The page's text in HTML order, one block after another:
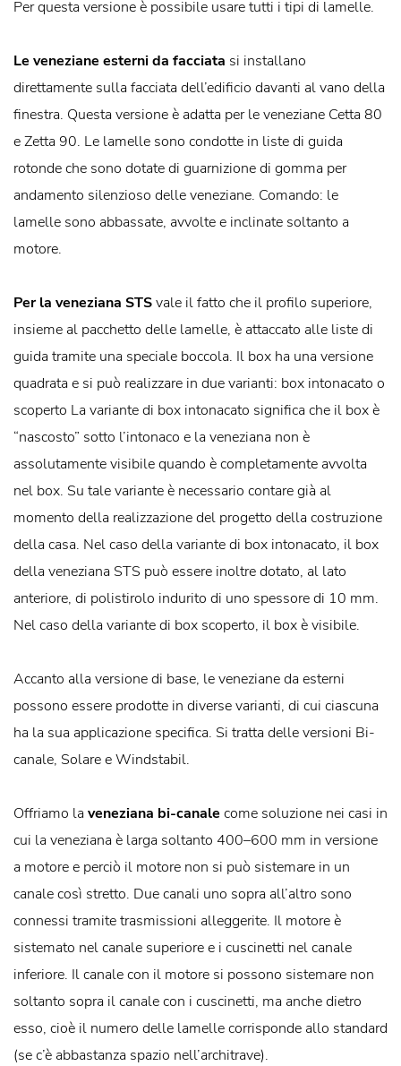
Per questa versione è possibile usare tutti i tipi di lamelle.
Le veneziane esterni da facciata si installano
direttamente sulla facciata dell’edificio davanti al vano della
finestra. Questa versione è adatta per le veneziane Cetta 80
e Zetta 90. Le lamelle sono condotte in liste di guida
rotonde che sono dotate di guarnizione di gomma per
andamento silenzioso delle veneziane. Comando: le
lamelle sono abbassate, avvolte e inclinate soltanto a
motore.
Per la veneziana STSvale il fatto che il profilo superiore,
insieme al pacchetto delle lamelle, è attaccato alle liste di
guida tramite una speciale boccola. Il box ha una versione
quadrata e si può realizzare in due varianti: box intonacato o
scoperto La variante di box intonacato significa che il box è
“nascosto” sotto l’intonaco e la veneziana non è
assolutamente visibile quando è completamente avvolta
nel box. Su tale variante è necessario contare già al
momento della realizzazione del progetto della costruzione
della casa. Nel caso della variante di box intonacato, il box
della veneziana STS può essere inoltre dotato, al lato
anteriore, di polistirolo indurito di uno spessore di 10 mm.
Nel caso della variante di box scoperto, il box è visibile.
Accanto alla versione di base, le veneziane da esterni
possono essere prodotte in diverse varianti, di cui ciascuna
ha la sua applicazione specifica. Si tratta delle versioni Bi-
canale, Solare e Windstabil.
Offriamo laveneziana bi-canale come soluzione nei casi in
cui la veneziana è larga soltanto 400–600 mm in versione
a motore e perciò il motore non si può sistemare in un
canale così stretto. Due canali uno sopra all’altro sono
connessi tramite trasmissioni alleggerite. Il motore è
sistemato nel canale superiore e i cuscinetti nel canale
inferiore. Il canale con il motore si possono sistemare non
soltanto sopra il canale con i cuscinetti, ma anche dietro
esso, cioè il numero delle lamelle corrisponde allo standard
(se c’è abbastanza spazio nell’architrave).